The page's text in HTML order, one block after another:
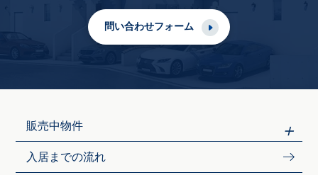
問い合わせフォーム
販売中物件
入居までの流れ